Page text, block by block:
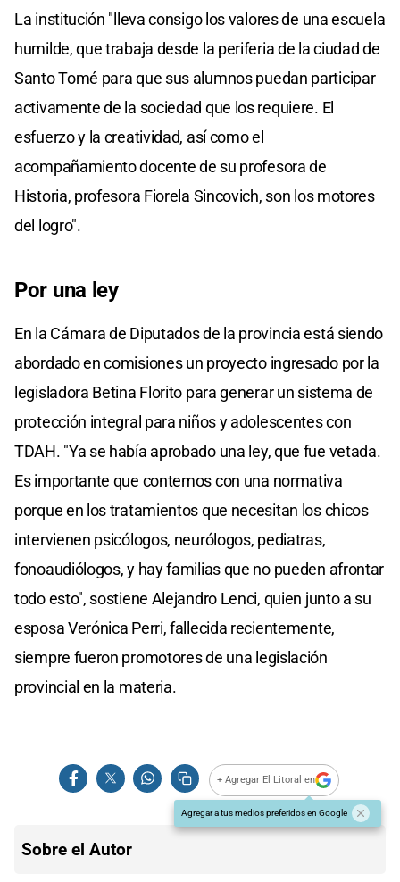
La institución "lleva consigo los valores de una escuela
humilde, que trabaja desde la periferia de la ciudad de
Santo Tomé para que sus alumnos puedan participar
activamente de la sociedad que los requiere. El
esfuerzo y la creatividad, así como el
acompañamiento docente de su profesora de
Historia, profesora Fiorela Sincovich, son los motores
del logro".
Por una ley
En la Cámara de Diputados de la provincia está siendo
abordado en comisiones un proyecto ingresado por la
legisladora Betina Florito para generar un sistema de
protección integral para niños y adolescentes con
TDAH. "Ya se había aprobado una ley, que fue vetada.
Es importante que contemos con una normativa
porque en los tratamientos que necesitan los chicos
intervienen psicólogos, neurólogos, pediatras,
fonoaudiólogos, y hay familias que no pueden afrontar
todo esto", sostiene Alejandro Lenci, quien junto a su
esposa Verónica Perri, fallecida recientemente,
siempre fueron promotores de una legislación
provincial en la materia.
+ Agregar El Litoral en
Agregar a tus medios preferidos en Google
Sobre el Autor